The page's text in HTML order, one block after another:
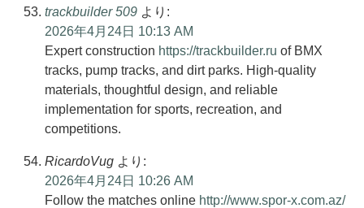
trackbuilder 509 より:
2026年4月24日 10:13 AM
Expert construction https://trackbuilder.ru of BMX
tracks, pump tracks, and dirt parks. High-quality
materials, thoughtful design, and reliable
implementation for sports, recreation, and
competitions.
RicardoVug より:
2026年4月24日 10:26 AM
Follow the matches online http://www.spor-x.com.az/